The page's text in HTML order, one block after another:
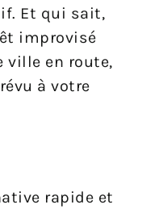
Et qui sait,
improvisé
ville en route,
à votre
rapide et